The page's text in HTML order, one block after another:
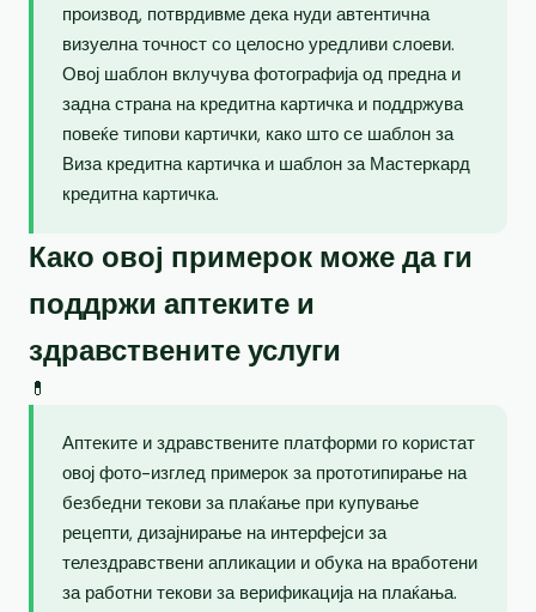
производ, потврдивме дека нуди автентична
визуелна точност со целосно уредливи слоеви.
Овој шаблон вклучува фотографија од предна и
задна страна на кредитна картичка и поддржува
повеќе типови картички, како што се шаблон за
Виза кредитна картичка и шаблон за Мастеркард
кредитна картичка.
Како овој примерок може да ги
поддржи аптеките и
здравствените услуги
💊
Аптеките и здравствените платформи го користат
овој фото-изглед примерок за прототипирање на
безбедни текови за плаќање при купување
рецепти, дизајнирање на интерфејси за
телездравствени апликации и обука на вработени
за работни текови за верификација на плаќања.